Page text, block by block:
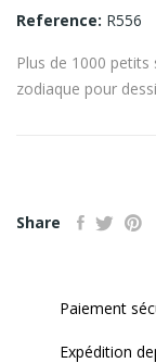
Reference: R556
Plus de 1000
zodiaque pour
Share
Paiement
Expédition